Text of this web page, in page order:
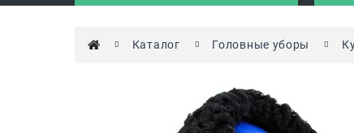
Каталог Головные уборы